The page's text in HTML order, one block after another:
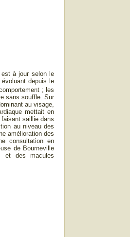
est à jour selon le
depuis le
; les
sans souffle. Sur
au visage,
mettait en
saillie dans
au niveau des
amélioration des
consultation en
de Bourneville
et des macules